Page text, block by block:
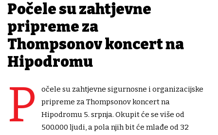
Počele su zahtjevne
pripreme za
Thompsonov koncert na
Hipodromu
P
očele su zahtjevne sigurnosne i organizacijske
pripreme za Thompsonov koncert na
Hipodromu 5. srpnja. Okupit će se više od
500.000 ljudi, a pola njih bit će mlađe od 32